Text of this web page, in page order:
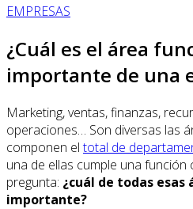
EMPRESAS
¿Cuál es el área
importante de una
Marketing, ventas, finanzas,
operaciones… Son diversas las
componen eltotal de
una de ellas cumple una función
pregunta: ¿cuál de todas esas
importante?